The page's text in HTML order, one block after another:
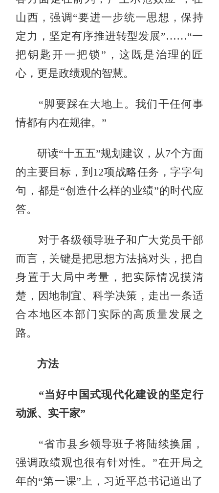
山西，强调“要进一步统一思想，保持
定力，坚定有序推进转型发展”……“一
把钥匙开一把锁”，这既是治理的匠
心，更是政绩观的智慧。
“脚要踩在大地上。我们干任何事
情都有内在规律。”
研读“十五五”规划建议，从7个方面
的主要目标，到12项战略任务，字字句
句，都是“创造什么样的业绩”的时代应
答。
对于各级领导班子和广大党员干部
而言，关键是把思想方法搞对头，把自
身置于大局中考量，把实际情况摸清
楚，因地制宜、科学决策，走出一条适
合本地区本部门实际的高质量发展之
路。
方法
“当好中国式现代化建设的坚定行
动派、实干家”
“省市县乡领导班子将陆续换届，
强调政绩观也很有针对性。”在开局之
年的“第一课”上，习近平总书记道出了